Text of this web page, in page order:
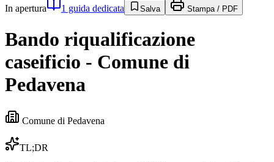
In apertura
1 guida dedicata Salva Stampa / PDF
Bando riqualificazione
caseificio - Comune di
Pedavena
Comune di Pedavena
TL;DR